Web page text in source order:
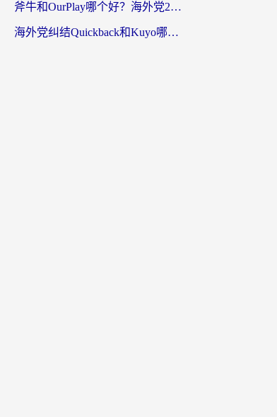
斧牛和OurPlay哪个好？海外党2026亲测：选对加速器，国内资源秒加载
海外党纠结Quickback和Kuyo哪个好？选对回国加速器才能无缝刷国内资源